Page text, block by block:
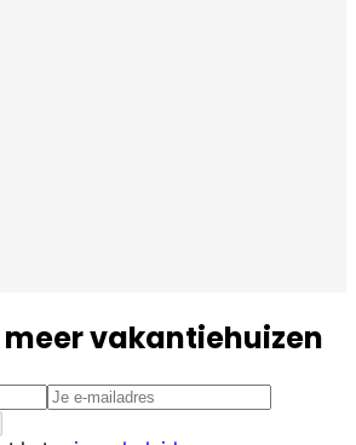
vakantiehuizen